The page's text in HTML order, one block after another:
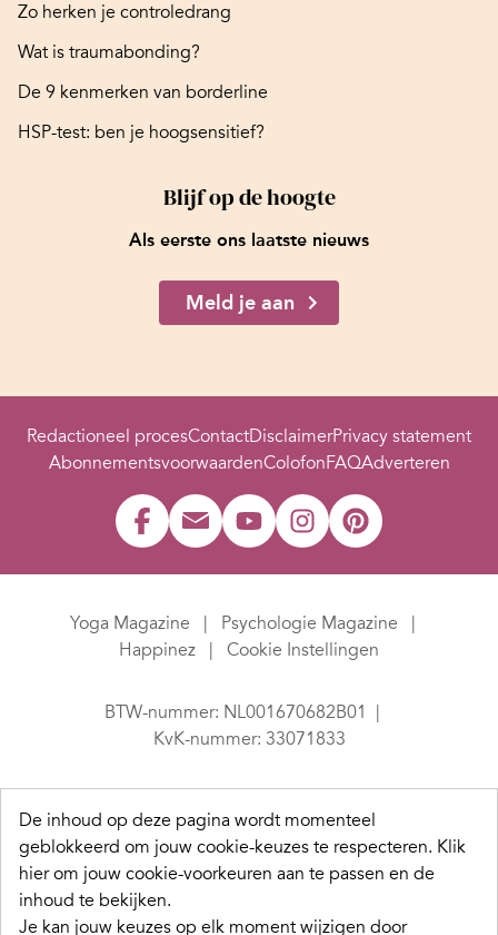
Zo herken je controledrang
Wat is traumabonding?
De 9 kenmerken van borderline
HSP-test: ben je hoogsensitief?
Blijf op de hoogte
Als eerste ons laatste nieuws
Meld je aan
Redactioneel procesContactDisclaimerPrivacy statement
AbonnementsvoorwaardenColofonFAQAdverteren
Yoga Magazine
Psychologie Magazine
Happinez
Cookie Instellingen
BTW-nummer: NL001670682B01
KvK-nummer: 33071833
De inhoud op deze pagina wordt momenteel
geblokkeerd om jouw cookie-keuzes te respecteren. Klik
hier om jouw cookie-voorkeuren aan te passen en de
inhoud te bekijken.
Je kan jouw keuzes op elk moment wijzigen door